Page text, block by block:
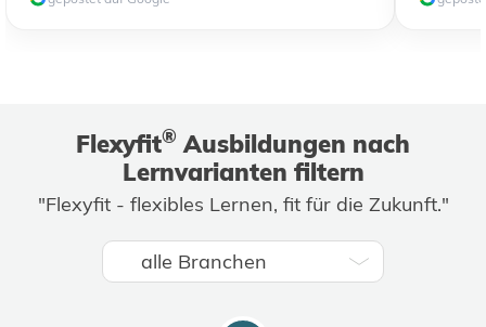
Flexyfit® Ausbildungen nach
Lernvarianten filtern
"Flexyfit - flexibles Lernen, fit für die Zukunft."